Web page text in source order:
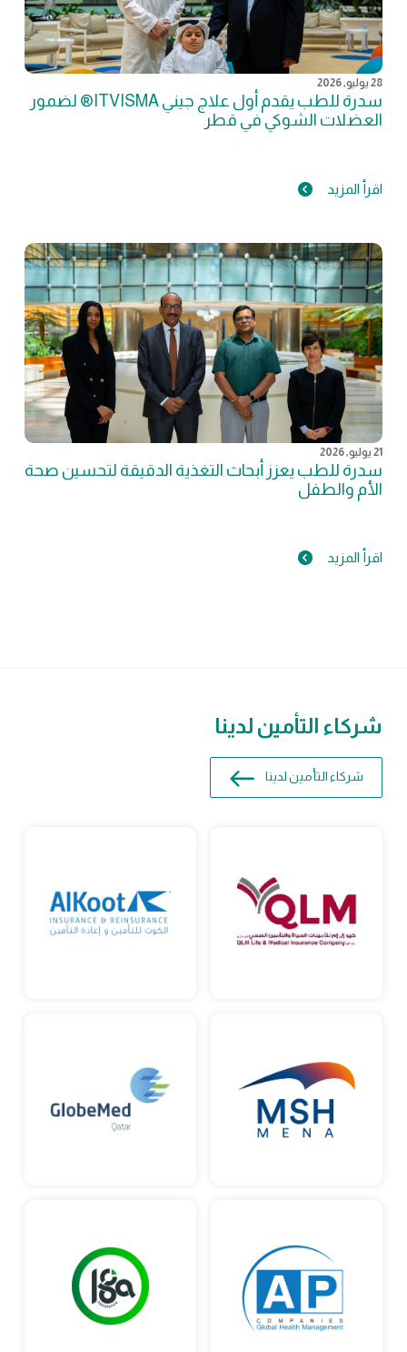
28 يوليو, 2026
سدرة للطب يقدم أول علاج جيني ITVISMA® لضمور
العضلات الشوكي في قطر
اقرأ المزيد
21 يوليو, 2026
سدرة للطب يعزز أبحاث التغذية الدقيقة لتحسين صحة
الأم والطفل
اقرأ المزيد
شركاء التأمين لدينا
شركاء التأمين لدينا